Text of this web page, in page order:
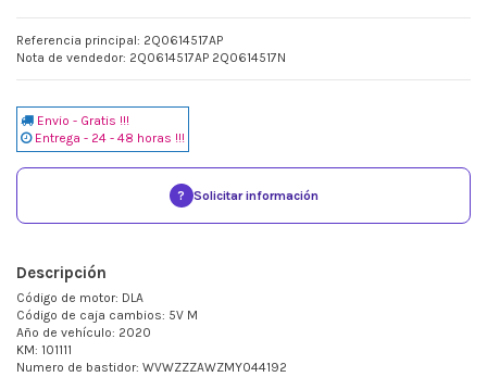
Referencia principal: 2Q0614517AP
Nota de vendedor: 2Q0614517AP 2Q0614517N
Envio - Gratis !!!
Entrega - 24 - 48 horas !!!
? Solicitar información
Descripción
Código de motor: DLA
Código de caja cambios: 5V M
Año de vehículo: 2020
KM: 101111
Numero de bastidor: WVWZZZAWZMY044192